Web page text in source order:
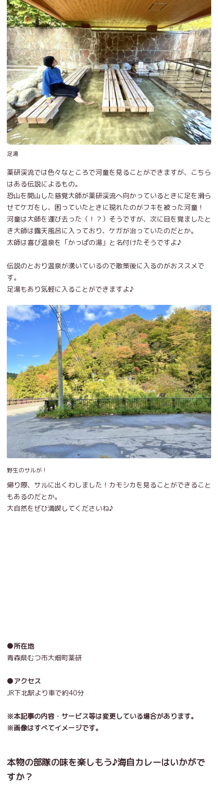
足湯
薬研渓流では色々なところで河童を見ることができますが、こちら
はある伝説によるもの。
恐山を開山した慈覚大師が薬研渓流へ向かっているときに足を滑ら
せてケガをし、困っていたときに現れたのがフキを被った河童！
河童は大師を運び去った（！？）そうですが、次に目を覚ましたと
き大師は露天風呂に入っており、ケガが治っていたのだとか。
太師は喜び温泉を「かっぱの湯」と名付けたそうですよ♪
伝説のとおり温泉が湧いているので散策後に入るのがおススメで
す。
足湯もあり気軽に入ることができますよ♪
野生のサルが！
帰り際、サルに出くわしました！カモシカを見ることができること
もあるのだとか。
大自然をぜひ満喫してくださいね♪
●所在地
青森県むつ市大畑町薬研
●アクセス
JR下北駅より車で約40分
※本記事の内容・サービス等は変更している場合があります。
※画像はすべてイメージです。
本物の部隊の味を楽しもう♪海自カレーはいかがで
すか？